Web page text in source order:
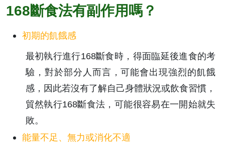
168斷食法有副作用嗎？
初期的飢餓感
最初執行進行168斷食時，得面臨延後進食的考
驗，對於部分人而言，可能會出現強烈的飢餓
感，因此若沒有了解自己身體狀況或飲食習慣，
貿然執行168斷食法，可能很容易在一開始就失
敗。
能量不足、無力或消化不適